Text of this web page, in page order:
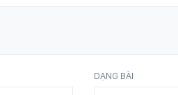
DẠNG BÀI